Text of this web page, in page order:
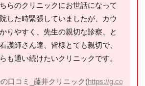
らのクリニックにお世話になって
した時緊張していましたが、カウ
りやすく、先生の親切な診察、と
護師さん達、皆様とても親切で、
も通い続けたいクリニックです。
口コミ_藤井クリニック(https://g.co/kgs/